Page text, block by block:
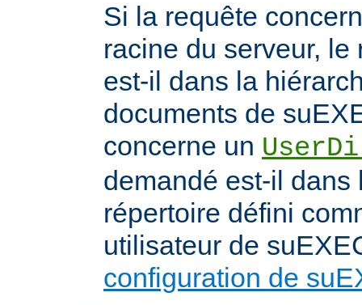
Si la requête
racine du serveur,
est-il dans la
documents de
concerne un
demandé est-il dans
répertoire défini
utilisateur de
configuration de